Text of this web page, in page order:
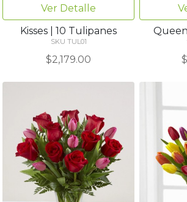
Ver Detalle
Kisses | 10 Tulipanes
SKU TUL01
$2,179.00